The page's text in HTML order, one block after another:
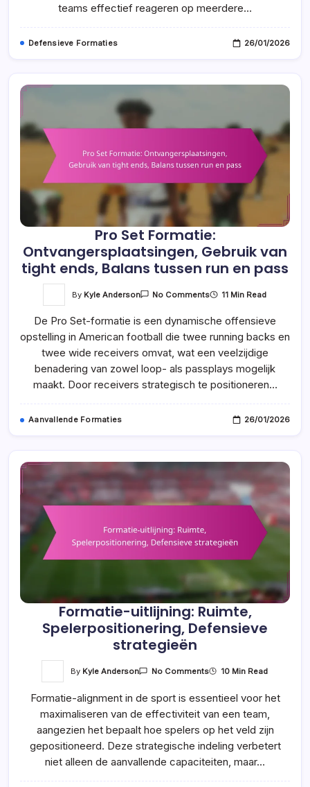
teams effectief reageren op meerdere…
Defensieve Formaties 26/01/2026
Pro Set Formatie:
Ontvangersplaatsingen, Gebruik van
tight ends, Balans tussen run en pass
By Kyle Anderson No CommentsOn
Formatie:
Gebruik
Tight
Ends,
Balans
Tussen
Run
11 Min Read
De Pro Set-formatie is een dynamische offensieve
opstelling in American football die twee running backs en
twee wide receivers omvat, wat een veelzijdige
benadering van zowel loop- als passplays mogelijk
maakt. Door receivers strategisch te positioneren…
Aanvallende Formaties 26/01/2026
Formatie-uitlijning: Ruimte,
Spelerpositionering, Defensieve
strategieën
By Kyle Anderson No CommentsOn
Ruimte,
Defensieve
Strategieën
10 Min Read
Formatie-alignment in de sport is essentieel voor het
maximaliseren van de effectiviteit van een team,
aangezien het bepaalt hoe spelers op het veld zijn
gepositioneerd. Deze strategische indeling verbetert
niet alleen de aanvallende capaciteiten, maar…